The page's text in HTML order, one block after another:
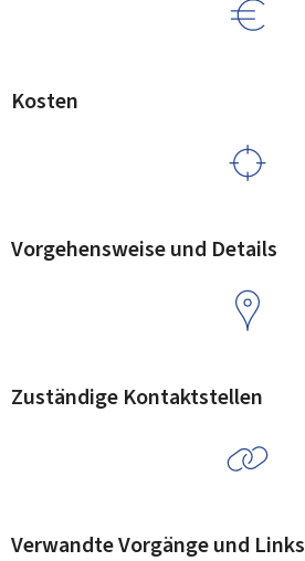
Kosten
Vorgehensweise und Details
Zuständige Kontaktstellen
Verwandte Vorgänge und Links